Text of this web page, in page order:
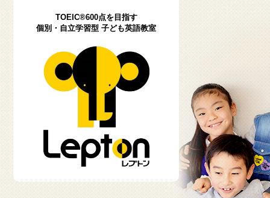
TOEIC®600点を目指す
個別・自立学習型 子ども英語教室